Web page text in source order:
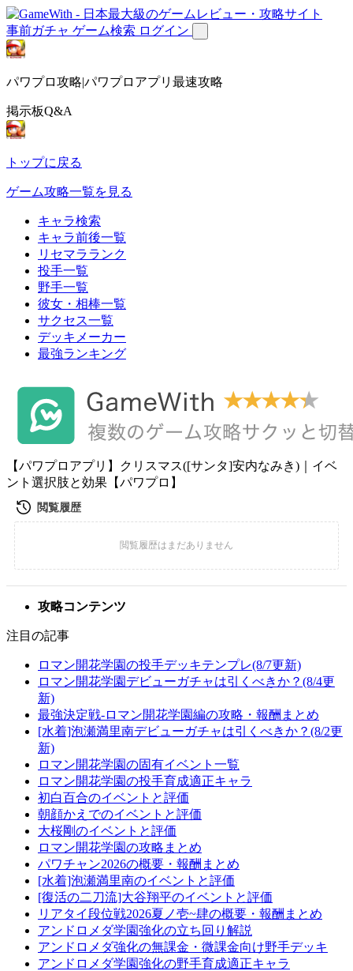
事前ガチャ ゲーム検索 ログイン
パワプロ攻略|パワプロアプリ最速攻略
掲示板Q&A
トップに戻る
ゲーム攻略一覧を見る
キャラ検索
キャラ前後一覧
リセマラランク
投手一覧
野手一覧
彼女・相棒一覧
サクセス一覧
デッキメーカー
最強ランキング
【パワプロアプリ】クリスマス([サンタ]安内なみき)｜イベ
ント選択肢と効果【パワプロ】
攻略コンテンツ
注目の記事
ロマン開花学園の投手デッキテンプレ(8/7更新)
ロマン開花学園デビューガチャは引くべきか？(8/4更
新)
最強決定戦-ロマン開花学園編の攻略・報酬まとめ
[水着]泡瀬満里南デビューガチャは引くべきか？(8/2更
新)
ロマン開花学園の固有イベント一覧
ロマン開花学園の投手育成適正キャラ
初白百合のイベントと評価
朝顔かえでのイベントと評価
大桜剛のイベントと評価
ロマン開花学園の攻略まとめ
パワチャン2026の概要・報酬まとめ
[水着]泡瀬満里南のイベントと評価
[復活の二刀流]大谷翔平のイベントと評価
リアタイ段位戦2026夏ノ壱~肆の概要・報酬まとめ
アンドロメダ学園強化の立ち回り解説
アンドロメダ強化の無課金・微課金向け野手デッキ
アンドロメダ学園強化の野手育成適正キャラ